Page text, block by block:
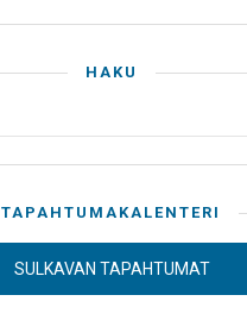
HAKU
TAPAHTUMAKALENTERI
SULKAVAN TAPAHTUMAT